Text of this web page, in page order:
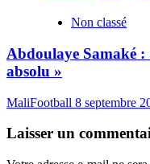
Non classé
Abdoulaye Samaké
absolu »
MaliFootball 8 septembre
Laisser un